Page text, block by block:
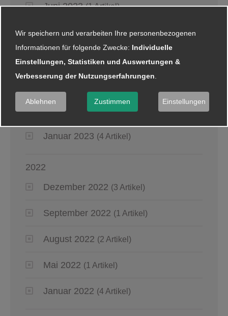
Juni 2023 (1 Artikel)
Mai 2023 (4 Artikel)
April 2023 (5 Artikel)
Februar 2023 (5 Artikel)
Januar 2023 (4 Artikel)
2022
Dezember 2022 (3 Artikel)
September 2022 (1 Artikel)
August 2022 (2 Artikel)
Mai 2022 (1 Artikel)
Januar 2022 (4 Artikel)
Wir speichern und verarbeiten Ihre personenbezogenen
Informationen für folgende Zwecke: Individuelle
Einstellungen, Statistiken und Auswertungen &
Verbesserung der Nutzungserfahrungen
Ablehnen Zustimmen Einstellungen